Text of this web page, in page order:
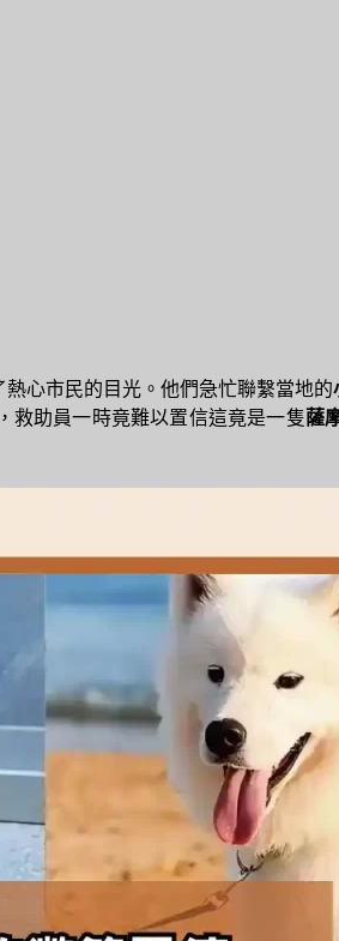
熱心市民的目光。他們急忙聯繫當地的
救助員一時竟難以置信這竟是一隻薩